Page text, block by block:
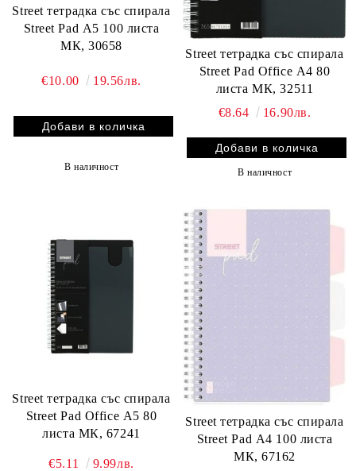
Street тетрадка със спирала
Street Pad А5 100 листа
МК, 30658
€10.00 19.56лв.
В наличност
Street тетрадка със спирала
Street Pad Office А4 80
листа МК, 32511
€8.64
16.90лв.
В наличност
Street тетрадка със спирала
Street Pad Office А5 80
листа МК, 67241
€5.11 9.99лв.
Street тетрадка със спирала
Street Pad А4 100 листа
МК, 67162